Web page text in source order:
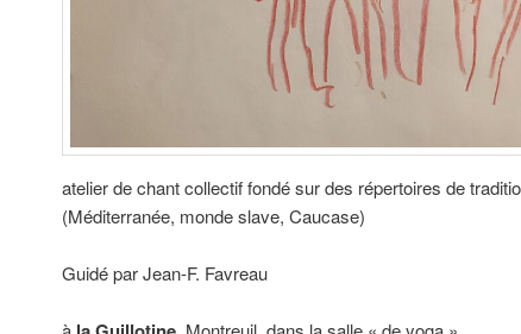
atelier de chant collectif fondé sur des répertoires de
(Méditerranée, monde slave, Caucase)
Guidé par Jean-F. Favreau